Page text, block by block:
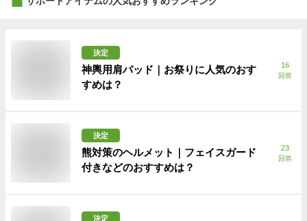
決定
神輿用肩パッド｜お祭りに人気のおす
すめは？
16
回答
決定
熊対策のヘルメット｜フェイスガード
付きなどのおすすめは？
23
回答
決定